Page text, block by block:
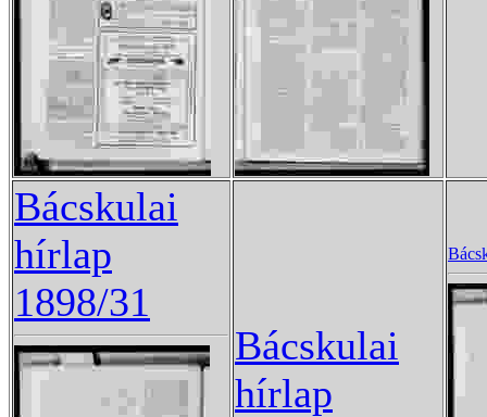
Bácskulai
hírlap
1898/31
Bácskulai
hírlap